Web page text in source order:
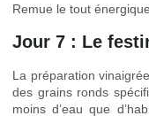
Remue le tout
Jour 7 : Le
La préparation
des grains ronds
moins d’eau que